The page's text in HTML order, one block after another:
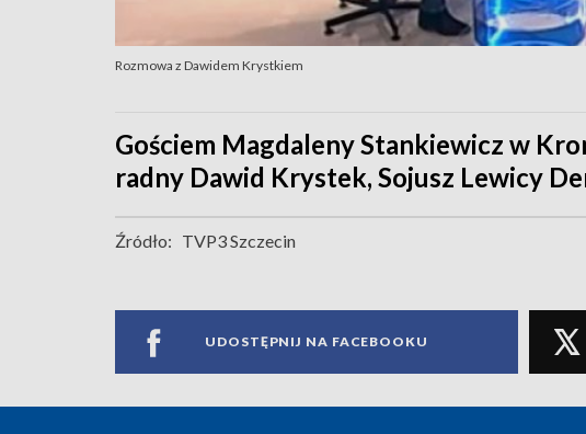
Rozmowa z Dawidem Krystkiem
Gościem Magdaleny Stankiewicz w
radny Dawid Krystek, Sojusz Lewicy
Źródło: TVP3 Szczecin
UDOSTĘPNIJ NA FACEBOOKU